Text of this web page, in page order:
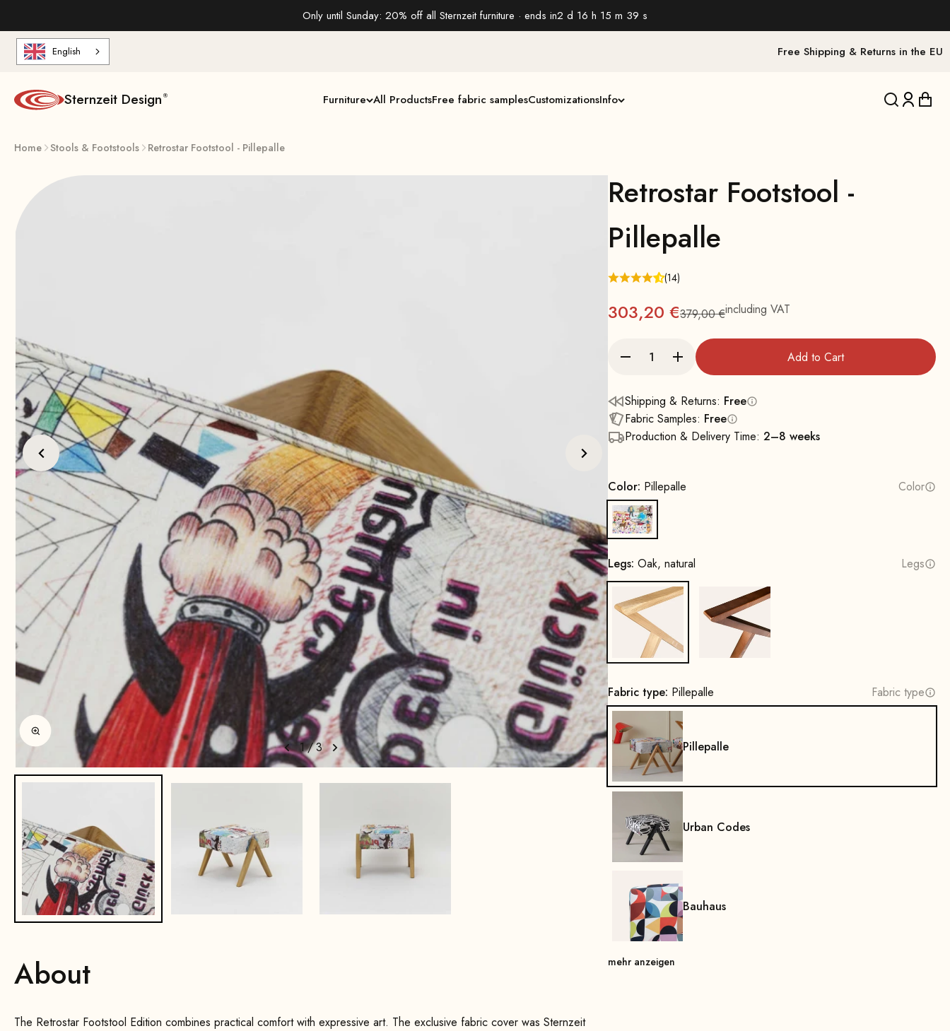
Only until Sunday: 20% off all Sternzeit furniture · ends in2 d 16 h 15 m 38 s
English Free Shipping & Returns in the EU
Furniture All ProductsFree fabric samplesCustomizationsInfo
Sternzeit Design Translation
Home Stools & Footstools Retrostar Footstool - Pillepalle
1/3
Enlarge image
About
The Retrostar Footstool Edition combines practical comfort with expressive art. The exclusive fabric cover was Sternzeit
Retrostar Footstool -
Pillepalle
(14)
303,20 €Regular
379,00 €including VAT
Add to Cart
Shipping & Returns: Free
Fabric Samples: Free
Production & Delivery Time: 2–8 weeks
Color: Pillepalle Color
Pillepalle
Legs: Oak, natural Legs
Oak, natural Beech wood, walnut stain
Fabric type: Pillepalle Fabric type
Pillepalle
Urban Codes
Bauhaus
mehr anzeigen